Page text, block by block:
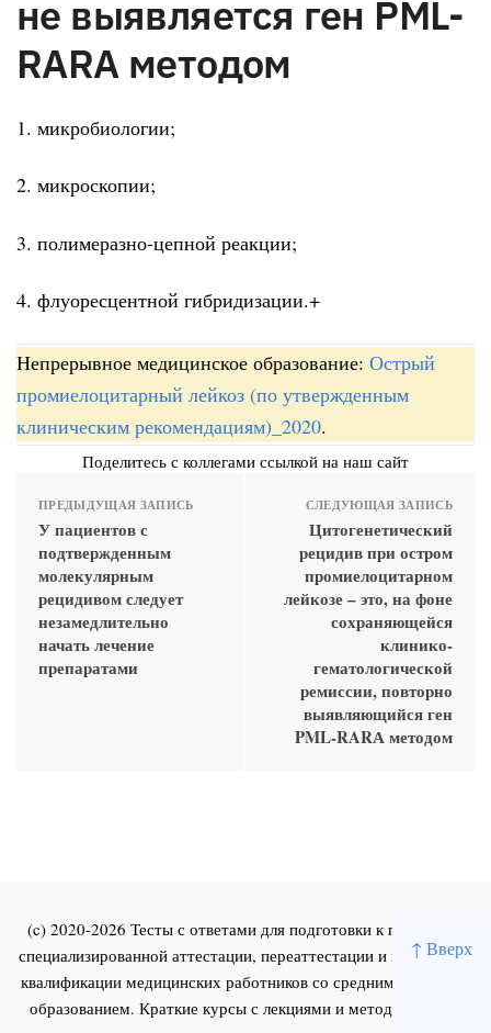
↑ Вверх
не выявляется ген PML-
RARА методом
1. микробиологии;
2. микроскопии;
3. полимеразно-цепной реакции;
4. флуоресцентной гибридизации.+
Непрерывное медицинское образование: Острый
промиелоцитарный лейкоз (по утвержденным
клиническим рекомендациям)_2020.
Поделитесь с коллегами ссылкой на наш сайт
ПРЕДЫДУЩАЯ ЗАПИСЬ
У пациентов с
подтвержденным
молекулярным
рецидивом следует
незамедлительно
начать лечение
препаратами
СЛЕДУЮЩАЯ ЗАПИСЬ
Цитогенетический
рецидив при остром
промиелоцитарном
лейкозе – это, на фоне
сохраняющейся
клинико-
гематологической
ремиссии, повторно
выявляющийся ген
PML-RARА методом
(c) 2020-2026 Тесты с ответами для подготовки к первичной
специализированной аттестации, переаттестации и повышения
квалификации медицинских работников со средним и высшим
образованием. Краткие курсы с лекциями и методическими